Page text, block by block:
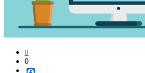
0
0